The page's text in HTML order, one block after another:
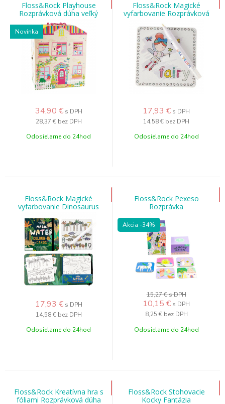
Floss&Rock Playhouse
Rozprávková dúha veľký
Novinka
34,90 € s DPH
28,37 € bez DPH
Odosielame do 24hod
Floss&Rock Magické
vyfarbovanie Rozprávková
dúha
17,93 € s DPH
14,58 € bez DPH
Odosielame do 24hod
Floss&Rock Magické
vyfarbovanie Dinosaurus
17,93 € s DPH
14,58 € bez DPH
Odosielame do 24hod
Floss&Rock Pexeso
Rozprávka
Akcia -34%
15,27 €s DPH
10,15 € s DPH
8,25 € bez DPH
Odosielame do 24hod
Floss&Rock Kreatívna hra s
fóliami Rozprávková dúha
Floss&Rock Stohovacie
Kocky Fantázia